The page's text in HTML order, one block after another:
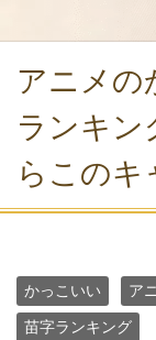
アニメの
ランキン
らこのキ
かっこいい ア
苗字ランキング